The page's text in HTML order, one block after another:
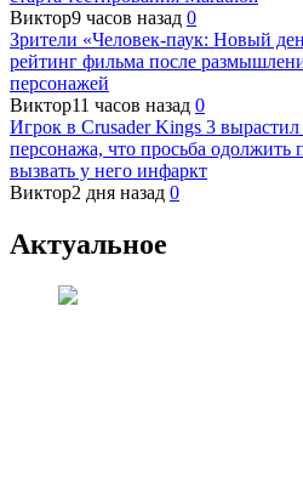
Виктор9 часов назад 0
Зрители «Человек-паук: Новый
рейтинг фильма после
персонажей
Виктор11 часов назад 0
Игрок в Crusader Kings 3
персонажа, что просьба одолжить
вызвать у него инфаркт
Виктор2 дня назад 0
Актуальное